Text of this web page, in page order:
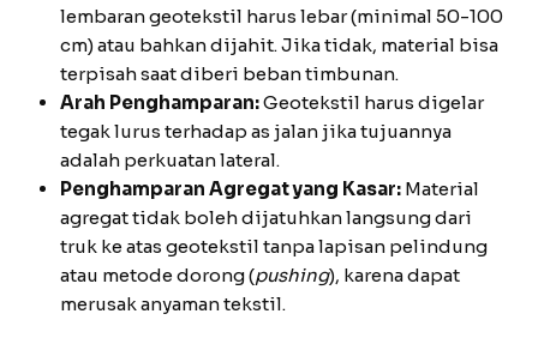
lembaran geotekstil harus lebar (minimal 50-100
cm) atau bahkan dijahit. Jika tidak, material bisa
terpisah saat diberi beban timbunan.
Arah Penghamparan:Geotekstil harus digelar
tegak lurus terhadap as jalan jika tujuannya
adalah perkuatan lateral.
Penghamparan Agregat yang Kasar: Material
agregat tidak boleh dijatuhkan langsung dari
truk ke atas geotekstil tanpa lapisan pelindung
atau metode dorong (pushing), karena dapat
merusak anyaman tekstil.